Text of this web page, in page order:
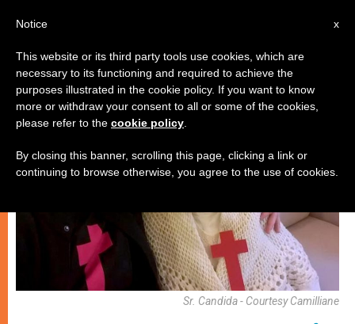
كنيسة محليّة
Sr. Candida - Courtesy Camilliane
x
Notice
This website or its third party tools use cookies, which are
necessary to its functioning and required to achieve the
purposes illustrated in the cookie policy. If you want to know
more or withdraw your consent to all or some of the cookies,
please refer to the cookie policy
By closing this banner, scrolling this page, clicking a link or
continuing to browse otherwise, you agree to the use of cookies.